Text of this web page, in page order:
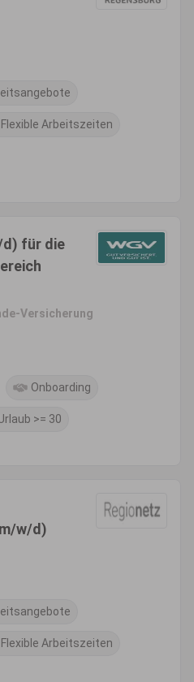
Flexible Arbeitszeiten
d) für die
Versicherung
Onboarding
>= 30
w/d)
Flexible Arbeitszeiten